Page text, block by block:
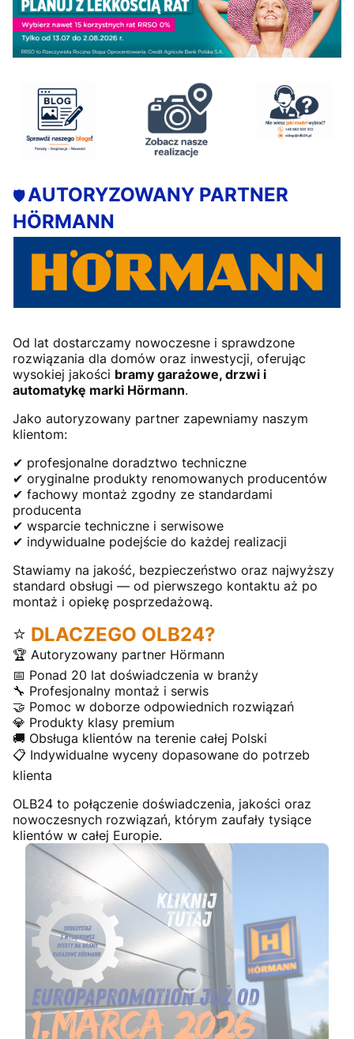
🛡️AUTORYZOWANY PARTNER
HÖRMANN
Od lat dostarczamy nowoczesne i sprawdzone
rozwiązania dla domów oraz inwestycji, oferując
wysokiej jakości bramy garażowe, drzwi i
automatykę marki Hörmann.
Jako autoryzowany partner zapewniamy naszym
klientom:
✔ profesjonalne doradztwo techniczne
✔ oryginalne produkty renomowanych producentów
✔ fachowy montaż zgodny ze standardami
producenta
✔ wsparcie techniczne i serwisowe
✔ indywidualne podejście do każdej realizacji
Stawiamy na jakość, bezpieczeństwo oraz najwyższy
standard obsługi — od pierwszego kontaktu aż po
montaż i opiekę posprzedażową.
⭐ DLACZEGO OLB24?
🏆 Autoryzowany partner Hörmann
📅 Ponad 20 lat doświadczenia w branży
🔧 Profesjonalny montaż i serwis
🤝 Pomoc w doborze odpowiednich rozwiązań
💎 Produkty klasy premium
🚚 Obsługa klientów na terenie całej Polski
📋 Indywidualne wyceny dopasowane do potrzeb
klienta
OLB24 to połączenie doświadczenia, jakości oraz
nowoczesnych rozwiązań, którym zaufały tysiące
klientów w całej Europie.